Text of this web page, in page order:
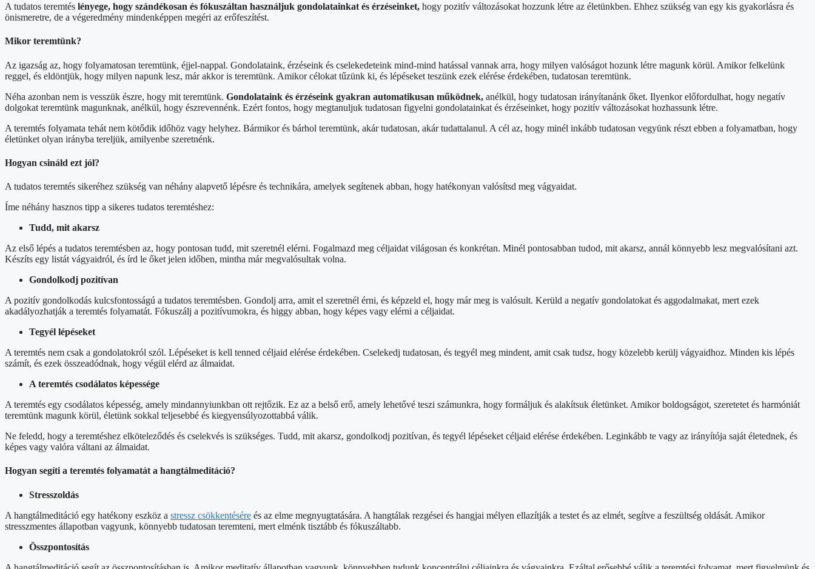
A tudatos teremtés lényege, hogy szándékosan és fókuszáltan használjuk gondolatainkat és érzéseinket, hogy pozitív változásokat hozzunk létre az életünkben. Ehhez szükség van egy kis gyakorlásra és
önismeretre, de a végeredmény mindenképpen megéri az erőfeszítést.
Mikor teremtünk?
Az igazság az, hogy folyamatosan teremtünk, éjjel-nappal. Gondolataink, érzéseink és cselekedeteink mind-mind hatással vannak arra, hogy milyen valóságot hozunk létre magunk körül. Amikor felkelünk
reggel, és eldöntjük, hogy milyen napunk lesz, már akkor is teremtünk. Amikor célokat tűzünk ki, és lépéseket teszünk ezek elérése érdekében, tudatosan teremtünk.
Néha azonban nem is vesszük észre, hogy mit teremtünk. Gondolataink és érzéseink gyakran automatikusan működnek, anélkül, hogy tudatosan irányítanánk őket. Ilyenkor előfordulhat, hogy negatív
dolgokat teremtünk magunknak, anélkül, hogy észrevennénk. Ezért fontos, hogy megtanuljuk tudatosan figyelni gondolatainkat és érzéseinket, hogy pozitív változásokat hozhassunk létre.
A teremtés folyamata tehát nem kötődik időhöz vagy helyhez. Bármikor és bárhol teremtünk, akár tudatosan, akár tudattalanul. A cél az, hogy minél inkább tudatosan vegyünk részt ebben a folyamatban, hogy
életünket olyan irányba tereljük, amilyenbe szeretnénk.
Hogyan csináld ezt jól?
A tudatos teremtés sikeréhez szükség van néhány alapvető lépésre és technikára, amelyek segítenek abban, hogy hatékonyan valósítsd meg vágyaidat.
Íme néhány hasznos tipp a sikeres tudatos teremtéshez:
Tudd, mit akarsz
Az első lépés a tudatos teremtésben az, hogy pontosan tudd, mit szeretnél elérni. Fogalmazd meg céljaidat világosan és konkrétan. Minél pontosabban tudod, mit akarsz, annál könnyebb lesz megvalósítani azt.
Készíts egy listát vágyaidról, és írd le őket jelen időben, mintha már megvalósultak volna.
Gondolkodj pozitívan
A pozitív gondolkodás kulcsfontosságú a tudatos teremtésben. Gondolj arra, amit el szeretnél érni, és képzeld el, hogy már meg is valósult. Kerüld a negatív gondolatokat és aggodalmakat, mert ezek
akadályozhatják a teremtés folyamatát. Fókuszálj a pozitívumokra, és higgy abban, hogy képes vagy elérni a céljaidat.
Tegyél lépéseket
A teremtés nem csak a gondolatokról szól. Lépéseket is kell tenned céljaid elérése érdekében. Cselekedj tudatosan, és tegyél meg mindent, amit csak tudsz, hogy közelebb kerülj vágyaidhoz. Minden kis lépés
számít, és ezek összeadódnak, hogy végül elérd az álmaidat.
A teremtés csodálatos képessége
A teremtés egy csodálatos képesség, amely mindannyiunkban ott rejtőzik. Ez az a belső erő, amely lehetővé teszi számunkra, hogy formáljuk és alakítsuk életünket. Amikor boldogságot, szeretetet és harmóniát
teremtünk magunk körül, életünk sokkal teljesebbé és kiegyensúlyozottabbá válik.
Ne feledd, hogy a teremtéshez elköteleződés és cselekvés is szükséges. Tudd, mit akarsz, gondolkodj pozitívan, és tegyél lépéseket céljaid elérése érdekében. Leginkább te vagy az irányítója saját életednek, és
képes vagy valóra váltani az álmaidat.
Hogyan segíti a teremtés folyamatát a hangtálmeditáció?
Stresszoldás
A hangtálmeditáció egy hatékony eszköz a stressz csökkentésére és az elme megnyugtatására. A hangtálak rezgései és hangjai mélyen ellazítják a testet és az elmét, segítve a feszültség oldását. Amikor
stresszmentes állapotban vagyunk, könnyebb tudatosan teremteni, mert elménk tisztább és fókuszáltabb.
Összpontosítás